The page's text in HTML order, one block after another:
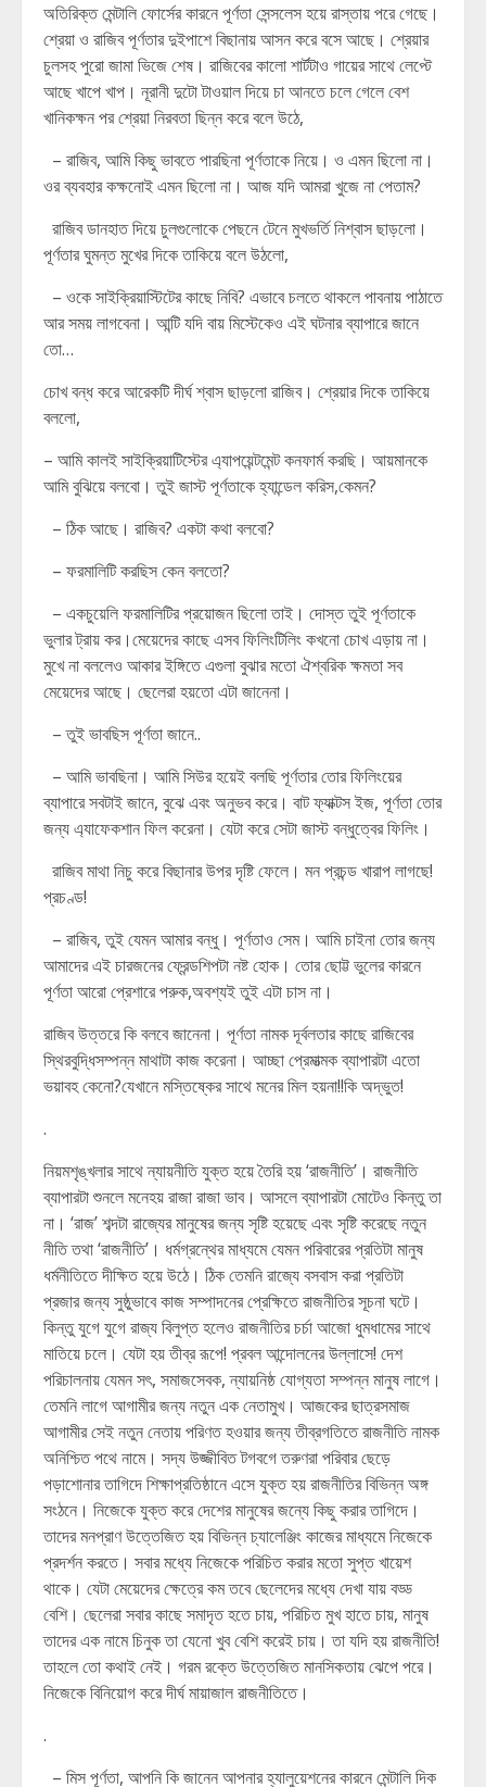
অতিরিক্ত মেন্টালি ফোর্সের কারনে পূর্ণতা সেন্সলেস হয়ে রাস্তায় পরে গেছে।
শ্রেয়া ও রাজিব পূর্ণতার দুইপাশে বিছানায় আসন করে বসে আছে। শ্রেয়ার
চুলসহ পুরো জামা ভিজে শেষ। রাজিবের কালো শার্টটাও গায়ের সাথে লেপ্টে
আছে খাপে খাপ। নূরানী দুটো টাওয়াল দিয়ে চা আনতে চলে গেলে বেশ
খানিকক্ষন পর শ্রেয়া নিরবতা ছিন্ন করে বলে উঠে,
– রাজিব, আমি কিছু ভাবতে পারছিনা পূর্ণতাকে নিয়ে। ও এমন ছিলো না।
ওর ব্যবহার কক্ষনোই এমন ছিলো না। আজ যদি আমরা খুজে না পেতাম?
রাজিব ডানহাত দিয়ে চুলগুলোকে পেছনে টেনে মুখভর্তি নিশ্বাস ছাড়লো।
পূর্ণতার ঘুমন্ত মুখের দিকে তাকিয়ে বলে উঠলো,
– ওকে সাইক্রিয়াস্টিটের কাছে নিবি? এভাবে চলতে থাকলে পাবনায় পাঠাতে
আর সময় লাগবেনা। আন্টি যদি বায় মিস্টেকেও এই ঘটনার ব্যাপারে জানে
তো…
চোখ বন্ধ করে আরেকটি দীর্ঘ শ্বাস ছাড়লো রাজিব। শ্রেয়ার দিকে তাকিয়ে
বললো,
– আমি কালই সাইক্রিয়াটিস্টের এ্যাপয়েন্টমেন্ট কনফার্ম করছি। আয়মানকে
আমি বুঝিয়ে বলবো। তুই জাস্ট পূর্ণতাকে হ্যান্ডেল করিস,কেমন?
– ঠিক আছে। রাজিব? একটা কথা বলবো?
– ফরমালিটি করছিস কেন বলতো?
– একচুয়েলি ফরমালিটির প্রয়োজন ছিলো তাই। দোস্ত তুই পূর্ণতাকে
ভুলার ট্রায় কর।মেয়েদের কাছে এসব ফিলিংটিলিং কখনো চোখ এড়ায় না।
মুখে না বললেও আকার ইঙ্গিতে এগুলা বুঝার মতো ঐশ্বরিক ক্ষমতা সব
মেয়েদের আছে। ছেলেরা হয়তো এটা জানেনা।
– তুই ভাবছিস পূর্ণতা জানে..
– আমি ভাবছিনা। আমি সিউর হয়েই বলছি পূর্ণতার তোর ফিলিংয়ের
ব্যাপারে সবটাই জানে, বুঝে এবং অনুভব করে। বাট ফ্যাক্টস ইজ, পূর্ণতা তোর
জন্য এ্যাফেকশান ফিল করেনা। যেটা করে সেটা জাস্ট বন্ধুত্বের ফিলিং।
রাজিব মাথা নিচু করে বিছানার উপর দৃষ্টি ফেলে। মন প্রচন্ড খারাপ লাগছে!
প্রচণ্ড!
– রাজিব, তুই যেমন আমার বন্ধু। পূর্ণতাও সেম। আমি চাইনা তোর জন্য
আমাদের এই চারজনের ফ্রেন্ডশিপটা নষ্ট হোক। তোর ছোট্ট ভুলের কারনে
পূর্ণতা আরো প্রেশারে পরুক,অবশ্যই তুই এটা চাস না।
রাজিব উত্তরে কি বলবে জানেনা। পূর্ণতা নামক দূর্বলতার কাছে রাজিবের
স্থিরবুদ্ধিসম্পন্ন মাথাটা কাজ করেনা। আচ্ছা প্রেমাত্মক ব্যাপারটা এতো
ভয়াবহ কেনো?যেখানে মস্তিষ্কের সাথে মনের মিল হয়না!!কি অদ্ভুত!
.
নিয়মশৃঙ্খলার সাথে ন্যায়নীতি যুক্ত হয়ে তৈরি হয় ‘রাজনীতি’। রাজনীতি
ব্যাপারটা শুনলে মনেহয় রাজা রাজা ভাব। আসলে ব্যাপারটা মোটেও কিন্তু তা
না। ‘রাজ’ শব্দটা রাজ্যের মানুষের জন্য সৃষ্টি হয়েছে এবং সৃষ্টি করেছে নতুন
নীতি তথা ‘রাজনীতি’। ধর্মগ্রন্থের মাধ্যমে যেমন পরিবারের প্রতিটা মানুষ
ধর্মনীতিতে দীক্ষিত হয়ে উঠে। ঠিক তেমনি রাজ্যে বসবাস করা প্রতিটা
প্রজার জন্য সুষ্ঠুভাবে কাজ সম্পাদনের প্রেক্ষিতে রাজনীতির সূচনা ঘটে।
কিন্তু যুগে যুগে রাজ্য বিলুপ্ত হলেও রাজনীতির চর্চা আজো ধুমধামের সাথে
মাতিয়ে চলে। যেটা হয় তীব্র রূপে! প্রবল আন্দোলনের উল্লাসে! দেশ
পরিচালনায় যেমন সৎ, সমাজসেবক, ন্যায়নিষ্ঠ যোগ্যতা সম্পন্ন মানুষ লাগে।
তেমনি লাগে আগামীর জন্য নতুন এক নেতামুখ। আজকের ছাত্রসমাজ
আগামীর সেই নতুন নেতায় পরিণত হওয়ার জন্য তীব্রগতিতে রাজনীতি নামক
অনিশ্চিত পথে নামে। সদ্য উজ্জীবিত টগবগে তরুণরা পরিবার ছেড়ে
পড়াশোনার তাগিদে শিক্ষাপ্রতিষ্ঠানে এসে যুক্ত হয় রাজনীতির বিভিন্ন অঙ্গ
সংঠনে। নিজেকে যুক্ত করে দেশের মানুষের জন্যে কিছু করার তাগিদে।
তাদের মনপ্রাণ উত্তেজিত হয় বিভিন্ন চ্যালেঞ্জিং কাজের মাধ্যমে নিজেকে
প্রদর্শন করতে। সবার মধ্যে নিজেকে পরিচিত করার মতো সুপ্ত খায়েশ
থাকে। যেটা মেয়েদের ক্ষেত্রে কম তবে ছেলেদের মধ্যে দেখা যায় বড্ড
বেশি। ছেলেরা সবার কাছে সমাদৃত হতে চায়, পরিচিত মুখ হাতে চায়, মানুষ
তাদের এক নামে চিনুক তা যেনো খুব বেশি করেই চায়। তা যদি হয় রাজনীতি!
তাহলে তো কথাই নেই। গরম রক্তে উত্তেজিত মানসিকতায় ঝেপে পরে।
নিজেকে বিনিয়োগ করে দীর্ঘ মায়াজাল রাজনীতিতে।
.
– মিস পূর্ণতা, আপনি কি জানেন আপনার হ্যালুয়েশনের কারনে মেন্টালি দিক